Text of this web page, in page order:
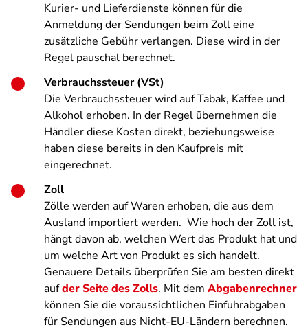
Kurier- und Lieferdienste können für die
Anmeldung der Sendungen beim Zoll eine
zusätzliche Gebühr verlangen. Diese wird in der
Regel pauschal berechnet.
Verbrauchssteuer (VSt)
Die Verbrauchssteuer wird auf Tabak, Kaffee und
Alkohol erhoben. In der Regel übernehmen die
Händler diese Kosten direkt, beziehungsweise
haben diese bereits in den Kaufpreis mit
eingerechnet.
Zoll
Zölle werden auf Waren erhoben, die aus dem
Ausland importiert werden. Wie hoch der Zoll ist,
hängt davon ab, welchen Wert das Produkt hat und
um welche Art von Produkt es sich handelt.
Genauere Details überprüfen Sie am besten direkt
aufder Seite des Zolls. Mit dem Abgabenrechner
können Sie die voraussichtlichen Einfuhrabgaben
für Sendungen aus Nicht-EU-Ländern berechnen.